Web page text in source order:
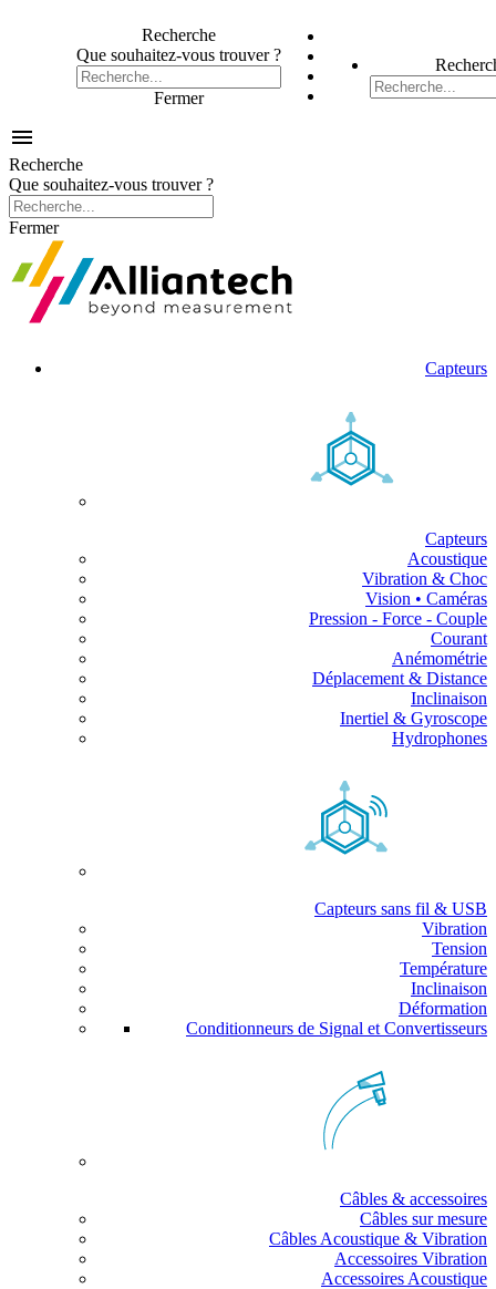
Recherche
Que souhaitez-vous trouver ?
Fermer

Recherche
Que souhaitez-vous trouver ?
Fermer
Capteurs
Capteurs
Acoustique
Vibration & Choc
Vision • Caméras
Pression - Force - Couple
Courant
Anémométrie
Déplacement & Distance
Inclinaison
Inertiel & Gyroscope
Hydrophones
Capteurs sans fil & USB
Vibration
Tension
Température
Inclinaison
Déformation
Conditionneurs de Signal et Convertisseurs
Câbles & accessoires
Câbles sur mesure
Câbles Acoustique & Vibration
Accessoires Vibration
Accessoires Acoustique